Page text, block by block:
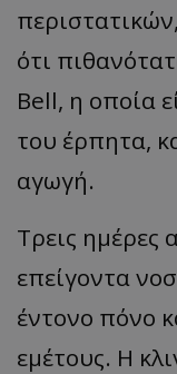
ότι
Bell, η οποία
του έρπητα,
αγωγή.
Τρεις ημέρες
επείγοντα
έντονο πόνο
εμέτους. Η